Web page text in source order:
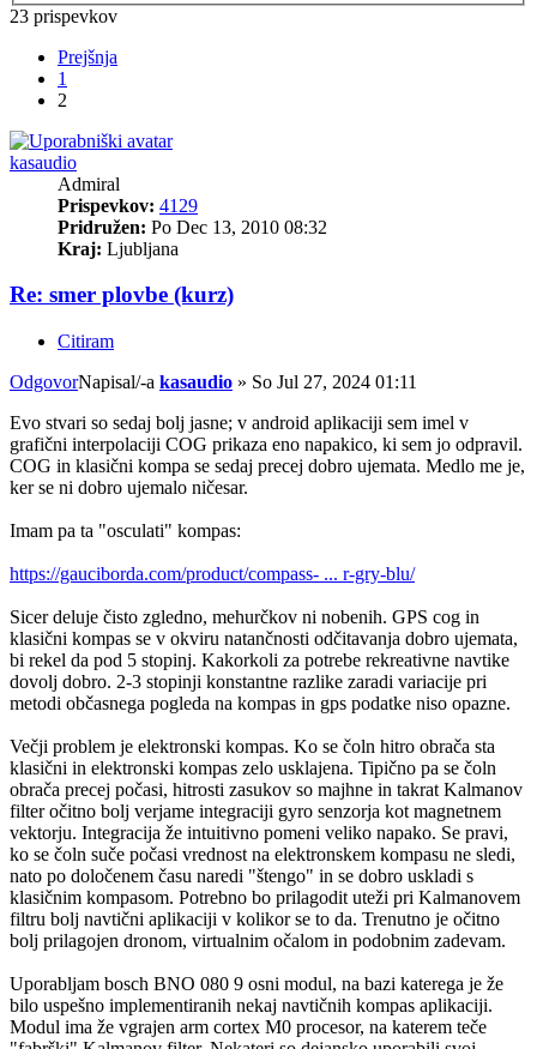
23 prispevkov
Prejšnja
1
2
kasaudio
Admiral
Prispevkov: 4129
Pridružen: Po Dec 13, 2010 08:32
Kraj: Ljubljana
Re: smer plovbe (kurz)
Citiram
OdgovorNapisal/-a kasaudio » So Jul 27, 2024 01:11
Evo stvari so sedaj bolj jasne; v android aplikaciji sem imel v
grafični interpolaciji COG prikaza eno napakico, ki sem jo odpravil.
COG in klasični kompa se sedaj precej dobro ujemata. Medlo me je,
ker se ni dobro ujemalo ničesar.
Imam pa ta "osculati" kompas:
https://gauciborda.com/product/compass- ... r-gry-blu/
Sicer deluje čisto zgledno, mehurčkov ni nobenih. GPS cog in
klasični kompas se v okviru natančnosti odčitavanja dobro ujemata,
bi rekel da pod 5 stopinj. Kakorkoli za potrebe rekreativne navtike
dovolj dobro. 2-3 stopinji konstantne razlike zaradi variacije pri
metodi občasnega pogleda na kompas in gps podatke niso opazne.
Večji problem je elektronski kompas. Ko se čoln hitro obrača sta
klasični in elektronski kompas zelo usklajena. Tipično pa se čoln
obrača precej počasi, hitrosti zasukov so majhne in takrat Kalmanov
filter očitno bolj verjame integraciji gyro senzorja kot magnetnem
vektorju. Integracija že intuitivno pomeni veliko napako. Se pravi,
ko se čoln suče počasi vrednost na elektronskem kompasu ne sledi,
nato po določenem času naredi "štengo" in se dobro uskladi s
klasičnim kompasom. Potrebno bo prilagodit uteži pri Kalmanovem
filtru bolj navtični aplikaciji v kolikor se to da. Trenutno je očitno
bolj prilagojen dronom, virtualnim očalom in podobnim zadevam.
Uporabljam bosch BNO 080 9 osni modul, na bazi katerega je že
bilo uspešno implementiranih nekaj navtičnih kompas aplikaciji.
Modul ima že vgrajen arm cortex M0 procesor, na katerem teče